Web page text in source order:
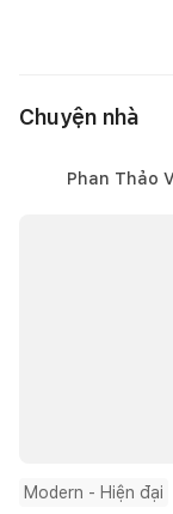
Chuyện nhà
Phan Thảo
Modern - Hiện đại